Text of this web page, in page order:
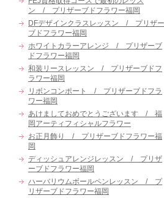
ン / プリザーブドフラワー福岡
DFデザインクラスレッスン / プリザー
ブドフラワー福岡
ホワイトカラーアレンジ / プリザーブ
ドフラワー福岡
和装リースレッスン / プリザーブドフ
ラワー福岡
リボンコンポート / プリザーブドフラ
ワー福岡
あけましておめでとうございます / 福
岡アーティフィシャルフラワー
お正月飾り / プリザーブドフラワー福
岡
ディッシュアレンジレッスン / プリザ
ーブドフラワー福岡
ハーバリウムボールペンレッスン / プ
リザーブドフラワー福岡